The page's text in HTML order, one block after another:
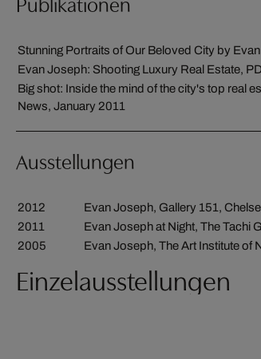
Stunning Portraits of Our Beloved City by
Evan Joseph: Shooting Luxury Real Estate,
Big shot: Inside the mind of the city's top real
News, January 2011
Ausstellungen
2012
Evan Joseph, Gallery 151,
2011
Evan Joseph at Night, The Tachi
2005
Evan Joseph, The Art Institute of
Einzelausstellungen